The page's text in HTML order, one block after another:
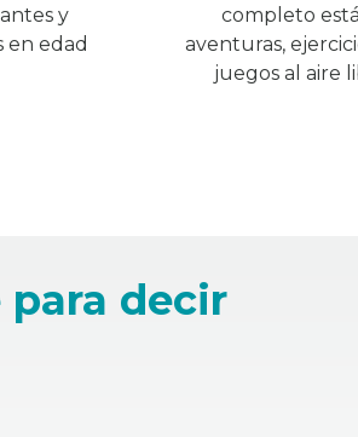
y
en edad
completo
aventuras,
juegos al aire
decir